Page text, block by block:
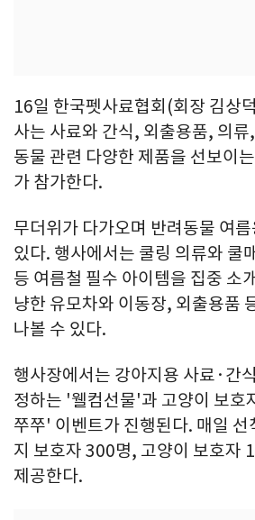
16일 한국펫사료협회(회장 김상
사는 사료와 간식, 외출용품, 의류
동물 관련 다양한 제품을 선보이
가 참가한다.
무더위가 다가오며 반려동물 여
있다. 행사에서는 쿨링 의류와 쿨
등 여름철 필수 아이템을 집중 소
냥한 유모차와 이동장, 외출용품
나볼 수 있다.
행사장에서는 강아지용 사료·간
정하는 '웰컴선물'과 고양이 보호
쭈쭈' 이벤트가 진행된다. 매일
지 보호자 300명, 고양이 보호자
제공한다.